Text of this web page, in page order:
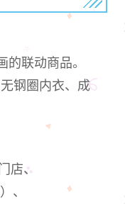
联动商品。
钢圈内衣、成
店、
、